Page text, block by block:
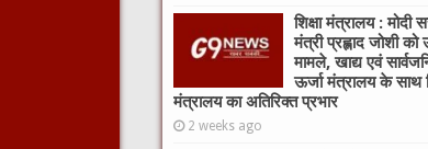
शिक्षा मंत्रालय : मोदी
मंत्री प्रह्लाद जोशी को
मामले, खाद्य एवं
ऊर्जा मंत्रालय के साथ
मंत्रालय का अतिरिक्त प्रभार
2 weeks ago